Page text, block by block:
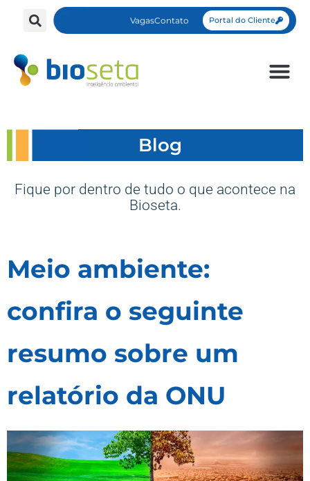
VagasContato Portal do Cliente
Blog
Fique por dentro de tudo o que acontece na
Bioseta.
Meio ambiente:
confira o seguinte
resumo sobre um
relatório da ONU